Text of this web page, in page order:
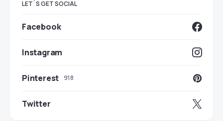
LET`S GET SOCIAL
Facebook
Instagram
Pinterest 918
Twitter